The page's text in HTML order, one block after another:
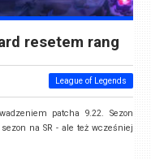
resetem rang
League of Legends
patcha 9.22. Sezon
na SR - ale też wcześniej